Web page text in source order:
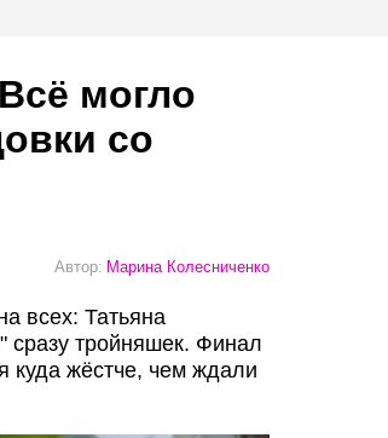
могло
со
Автор: Марина Колесниченко
всех: Татьяна
сразу тройняшек. Финал
жёстче, чем ждали